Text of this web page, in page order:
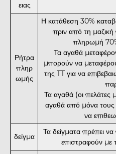
ειας
Ρήτρα
πληρ
ωμής
Η κατάθεση 30%
πριν από τη
πληρωμή
Τα αγαθά
μπορούν να
της TT για να
Τα αγαθά (οι
αγαθά από μόνα τους
να
δείγμα
Τα δείγματα πρέπει
επιστραφούν με